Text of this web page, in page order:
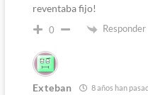
reventaba fijo!
0 Responder
Exteban 8 años han